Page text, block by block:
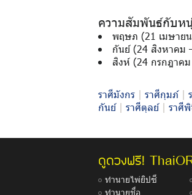
ความสัมพันธ์กับห
พฤษภ (21 เมษาย
กันย์ (24 สิงหาคม
สิงห์ (24 กรกฎาค
ราศีมังกร | ราศีกุมภ์|
กันย์| ราศีตุลย์| ราศี
ดูดวงฟรี!
ทำนายไพ่ยิปซี
ทำนายชื่อ